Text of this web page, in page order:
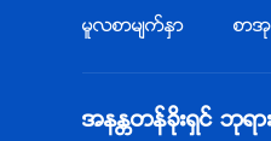
မူလစာမ်က္ႏွာ စာအု
အနႏၲတန္ခိုးရွင္ ဘုရ